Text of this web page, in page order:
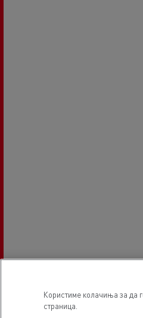
Користиме колачиња за да
страница.